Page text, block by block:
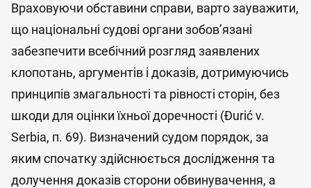
Враховуючи обставини справи, варто зауважити,
що національні судові органи зобов’язані
забезпечити всебічний розгляд заявлених
клопотань, аргументів і доказів, дотримуючись
принципів змагальності та рівності сторін, без
шкоди для оцінки їхньої доречності (Đurić v.
Serbia, п. 69). Визначений судом порядок, за
яким спочатку здійснюється дослідження та
долучення доказів сторони обвинувачення, а